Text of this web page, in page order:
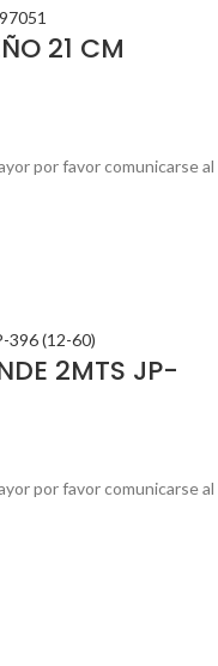
21 CM
por favor comunicarse al
2MTS JP-
por favor comunicarse al